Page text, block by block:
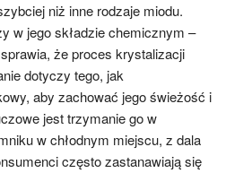
niż inne rodzaje miodu.
w jego składzie chemicznym –
że proces krystalizacji
dotyczy tego, jak
aby zachować jego świeżość i
jest trzymanie go w
w chłodnym miejscu, z dala
często zastanawiają się